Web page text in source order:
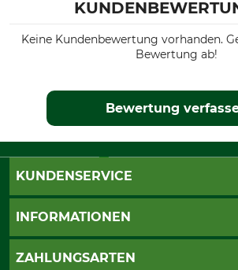
Keine Kundenbewertung vorhanden.
Bewertung ab!
Bewertung
KUNDENSERVICE
Live-Shopping
INFORMATIONEN
AGB
ZAHLUNGSARTEN